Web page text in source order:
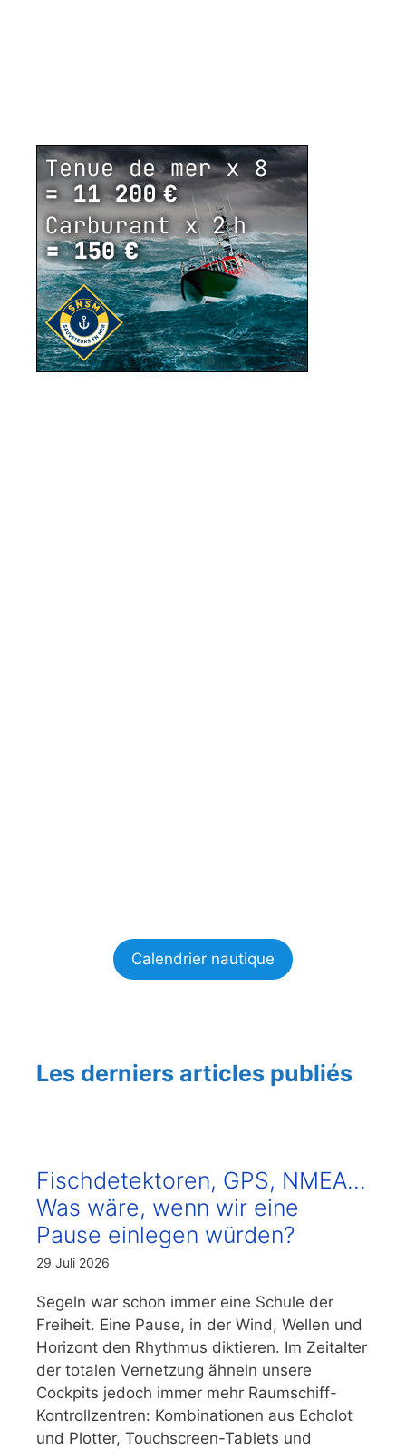
Calendrier nautique
Les derniers articles publiés
Fischdetektoren, GPS, NMEA…
Was wäre, wenn wir eine
Pause einlegen würden?
29 Juli 2026
Segeln war schon immer eine Schule der
Freiheit. Eine Pause, in der Wind, Wellen und
Horizont den Rhythmus diktieren. Im Zeitalter
der totalen Vernetzung ähneln unsere
Cockpits jedoch immer mehr Raumschiff-
Kontrollzentren: Kombinationen aus Echolot
und Plotter, Touchscreen-Tablets und